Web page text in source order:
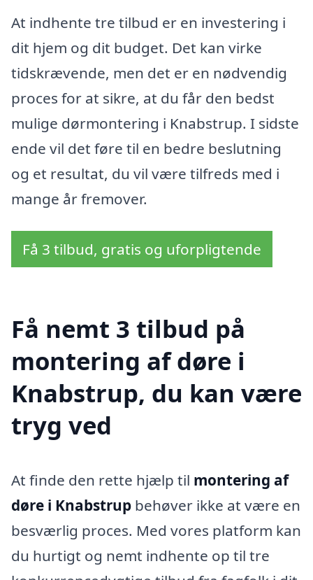
At indhente tre tilbud er en investering i
dit hjem og dit budget. Det kan virke
tidskrævende, men det er en nødvendig
proces for at sikre, at du får den bedst
mulige dørmontering i Knabstrup. I sidste
ende vil det føre til en bedre beslutning
og et resultat, du vil være tilfreds med i
mange år fremover.
Få 3 tilbud, gratis og uforpligtende
Få nemt 3 tilbud på
montering af døre i
Knabstrup, du kan være
tryg ved
At finde den rette hjælp til montering af
døre i Knabstrup behøver ikke at være en
besværlig proces. Med vores platform kan
du hurtigt og nemt indhente op til tre